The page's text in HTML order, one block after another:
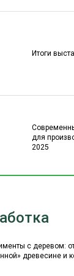
Итоги
для
2025
с деревом:
древесине и